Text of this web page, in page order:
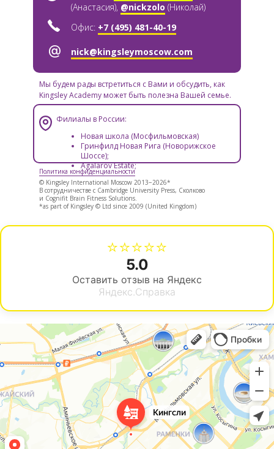
Политика конфиденциальности
Мы будем рады встретиться с Вами и обсудить, как
Kingsley Aсademy может быть полезна Вашей семье.
Филиалы в России:
Новая школа (Мосфильмовская)
Гринфилд Новая Рига (Новорижское
Шоссе);
Agalarov Estate;
nick@kingsleymoscow.com
Офис: +7 (495) 481-40-19
(Анастасия), @nickzolo (Николай)
© Kingsley International Moscow 2013−2026*
В сотрудничестве с Cambridge University Press, Сколково
и Cognifit Brain Fitness Solutions.
*as part of Kingsley © Ltd since 2009 (United Kingdom)
⭐⭐⭐⭐⭐
5.0
Оставить отзыв на Яндекс
Яндекс.Справка